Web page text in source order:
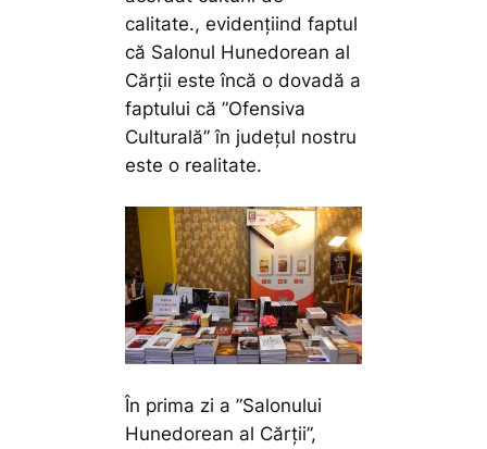
calitate., evidențiind faptul
că Salonul Hunedorean al
Cărții este încă o dovadă a
faptului că ”Ofensiva
Culturală” în județul nostru
este o realitate.
În prima zi a ”Salonului
Hunedorean al Cărții”,